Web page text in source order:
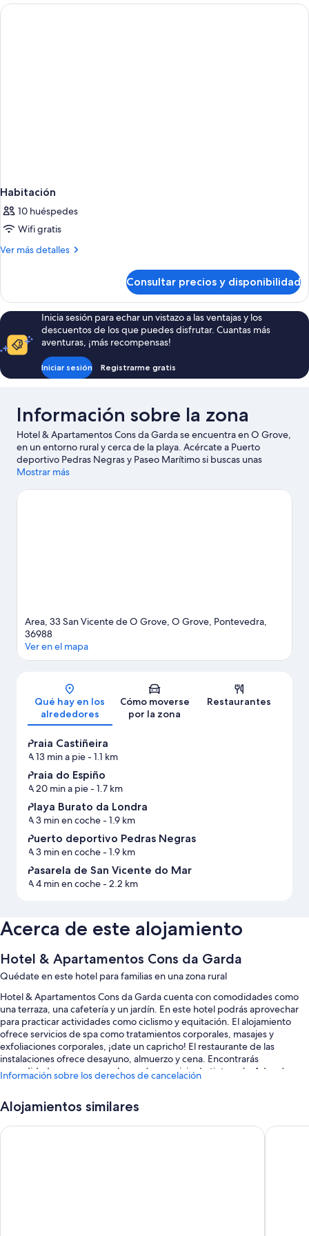
Habitación
10 huéspedes
Wifi gratis
Ver más detalles
Más
Consultar precios y disponibilidad
Inicia sesión para echar un vistazo a las ventajas y los
descuentos de los que puedes disfrutar. Cuantas más
aventuras, ¡más recompensas!
Iniciar sesión Registrarme gratis
Información sobre la zona
Hotel & Apartamentos Cons da Garda se encuentra en O Grove,
en un entorno rural y cerca de la playa. Acércate a Puerto
deportivo Pedras Negras y Paseo Marítimo si buscas unas
vacaciones activas, donde también puedes acercarte a
Dakart Sanxenxo. Tendrás la oportunidad de disfrutar del agua
Mostrar más
Area, 33 San Vicente de O Grove, O Grove, Pontevedra,
36988
Ver en el mapa
Qué hay en los
alrededores
Cómo moverse
por la zona
Restaurantes
Praia Castiñeira
A 13 min a pie- 1.1 km
Praia do Espiño
A 20 min a pie- 1.7 km
Playa Burato da Londra
A 3 min en coche- 1.9 km
Puerto deportivo Pedras Negras
A 3 min en coche- 1.9 km
Pasarela de San Vicente do Mar
A 4 min en coche- 2.2 km
Acerca de este alojamiento
Hotel & Apartamentos Cons da Garda
Quédate en este hotel para familias en una zona rural
Hotel & Apartamentos Cons da Garda cuenta con comodidades como
una terraza, una cafetería y un jardín. En este hotel podrás aprovechar
para practicar actividades como ciclismo y equitación. El alojamiento
ofrece servicios de spa como tratamientos corporales, masajes y
exfoliaciones corporales, ¡date un capricho! El restaurante de las
instalaciones ofrece desayuno, almuerzo y cena. Encontrarás
comodidades como una peluquería y servicio de tintorería. Además,
También podrás disfrutar de otros servicios, como:
Una piscina al aire libre
Información sobre los derechos de cancelación
Alojamientos similares
Hotel Spa Norat O Grove Hotel